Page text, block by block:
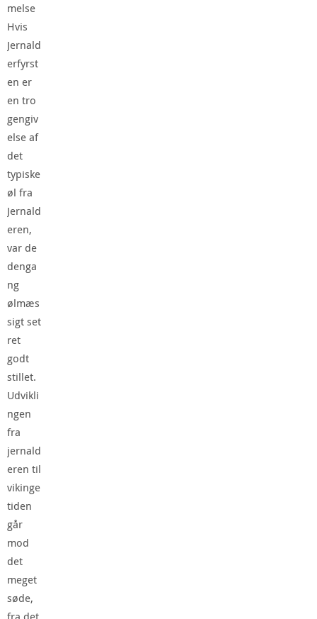
melse
Hvis
Jernald
erfyrst
en er
en tro
gengiv
else af
det
typiske
øl fra
Jernald
eren,
var de
denga
ng
ølmæs
sigt set
ret
godt
stillet.
Udvikli
ngen
fra
jernald
eren til
vikinge
tiden
går
mod
det
meget
søde,